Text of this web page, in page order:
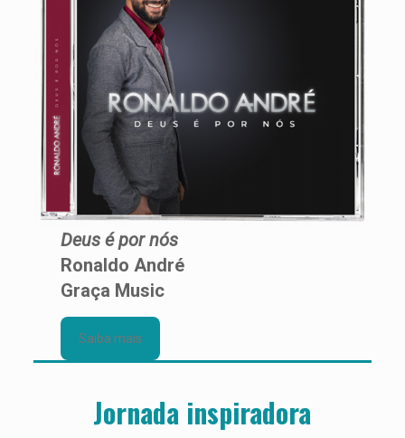
Deus é por nós
Ronaldo André
Graça Music
Saiba mais
Jornada inspiradora